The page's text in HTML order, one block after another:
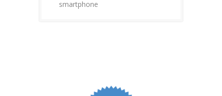
smartphone